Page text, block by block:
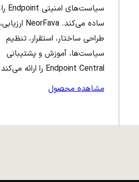
سیاست‌های امنیتی Endpoint را
ساده می‌کند. NeorFava ارزیابی،
طراحی ساختار، استقرار، تنظیم
سیاست‌ها، آموزش و پشتیبانی
Endpoint Central را ارائه می‌کند.
مشاهده محصول